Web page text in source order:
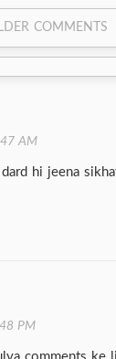
COMMENTS
AM
hi jeena
PM